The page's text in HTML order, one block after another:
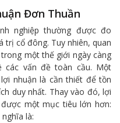
Đơn Thuần
nghiệp thường được đo
trị cổ đông. Tuy nhiên, quan
một thế giới ngày càng
các vấn đề toàn cầu. Một
nhuận là cần thiết để tồn
duy nhất. Thay vào đó, lợi
một mục tiêu lớn hơn:
là: